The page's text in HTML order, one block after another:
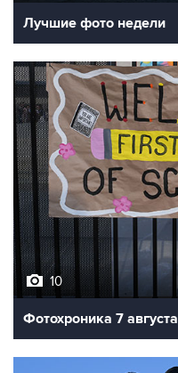
Лучшие фото недели
10
Фотохроника 7 августа